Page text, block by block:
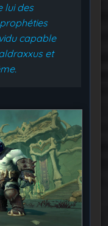
lui des
capable
et